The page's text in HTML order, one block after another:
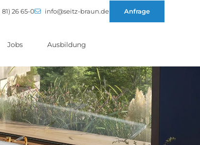
81) 26 65-0 info@seitz-braun.de Anfrage
Jobs Ausbildung